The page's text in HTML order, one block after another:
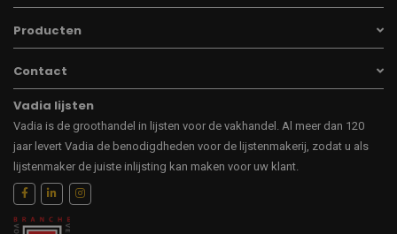
Producten
Contact
Vadia lijsten
Vadia is de groothandel in lijsten voor de vakhandel. Al meer dan 120
jaar levert Vadia de benodigdheden voor de lijstenmakerij, zodat u als
lijstenmaker de juiste inlijsting kan maken voor uw klant.